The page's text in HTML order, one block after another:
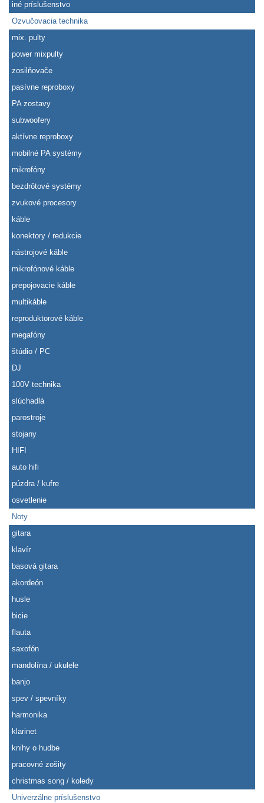
iné príslušenstvo
Ozvučovacia technika
mix. pulty
power mixpulty
zosilňovače
pasívne reproboxy
PA zostavy
subwoofery
aktívne reproboxy
mobilné PA systémy
mikrofóny
bezdrôtové systémy
zvukové procesory
káble
konektory / redukcie
nástrojové káble
mikrofónové káble
prepojovacie káble
multikáble
reproduktorové káble
megafóny
štúdio / PC
DJ
100V technika
slúchadlá
parostroje
stojany
HIFI
auto hifi
púzdra / kufre
osvetlenie
Noty
gitara
klavír
basová gitara
akordeón
husle
bicie
flauta
saxofón
mandolína / ukulele
banjo
spev / spevníky
harmonika
klarinet
knihy o hudbe
pracovné zošity
christmas song / koledy
Univerzálne príslušenstvo